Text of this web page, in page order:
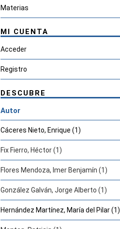
Materias
MI CUENTA
Acceder
Registro
DESCUBRE
Autor
Cáceres Nieto, Enrique (1)
Fix Fierro, Héctor (1)
Flores Mendoza, Imer Benjamín (1)
González Galván, Jorge Alberto (1)
Hernández Martínez, María del Pilar (1)